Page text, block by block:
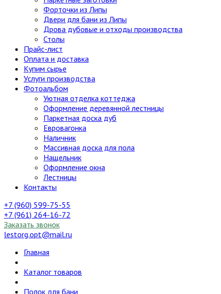
Форточки из Липы
Двери для бани из Липы
Дрова дубовые и отходы производства
Столы
Прайс-лист
Оплата и доставка
Купим сырье
Услуги производства
Фотоальбом
Уютная отделка коттеджа
Оформление деревянной лестницы
Паркетная доска дуб
Евровагонка
Наличник
Массивная доска для пола
Нащельник
Оформление окна
Лестницы
Контакты
+7 (960) 599-75-55
+7 (961) 264-16-72
Заказать звонок
lestorg.opt@mail.ru
Главная
Каталог товаров
Полок для бани